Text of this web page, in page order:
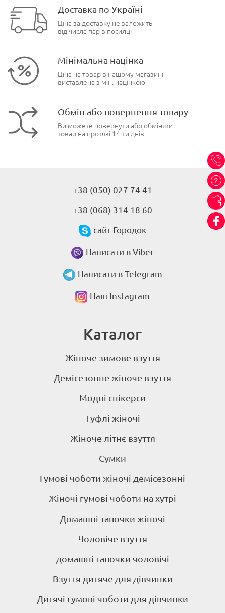
Доставка по Україні
Ціна за доставку не залежить
від числа пар в посилці
Мінімальна націнка
Ціна на товар в нашому магазині
виставлена з мін. націнкою
Обмін або повернення товару
Ви можете повернути або обміняти
товар на протязі 14-ти днів
+38 (050) 027 74 41
+38 (068) 314 18 60
сайт Городок
Написати в Viber
Написати в Telegram
Наш Instagram
Каталог
Жіноче зимове взуття
Демісезонне жіноче взуття
Модні снікерси
Туфлі жіночі
Жіноче літнє взуття
Сумки
Гумові чоботи жіночі демісезонні
Жіночі гумові чоботи на хутрі
Домашні тапочки жіночі
Чоловіче взуття
домашні тапочки чоловічі
Взуття дитяче для дівчинки
Дитячі гумові чоботи для дівчинки